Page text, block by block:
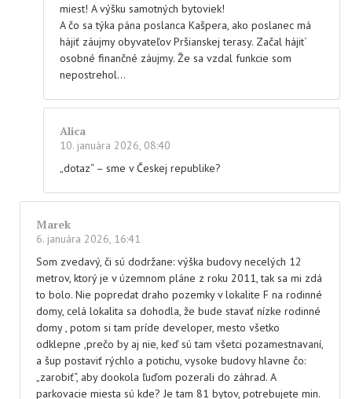
miest! A výšku samotných bytoviek!
A čo sa týka pána poslanca Kašpera, ako poslanec má
hájiť záujmy obyvateľov Pršianskej terasy. Začal hájit´
osobné finančné záujmy. Že sa vzdal funkcie som
nepostrehol…
Alica
10. januára 2026, 08:40
„dotaz“ – sme v Českej republike?
Marek
6. januára 2026, 16:41
Som zvedavý, či sú dodržane: výška budovy necelých 12
metrov, ktorý je v územnom pláne z roku 2011, tak sa mi zdá
to bolo. Nie popredat draho pozemky v lokalite F na rodinné
domy, celá lokalita sa dohodla, že bude stavať nízke rodinné
domy , potom si tam príde developer, mesto všetko
odklepne ,prečo by aj nie, keď sú tam všetci pozamestnavaní,
a šup postaviť rýchlo a potichu, vysoke budovy hlavne čo:
„zarobiť“, aby dookola ľuďom pozerali do záhrad. A
parkovacie miesta sú kde? Je tam 81 bytov, potrebujete min.